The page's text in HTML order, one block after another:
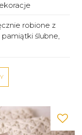
robione z
ślubne,